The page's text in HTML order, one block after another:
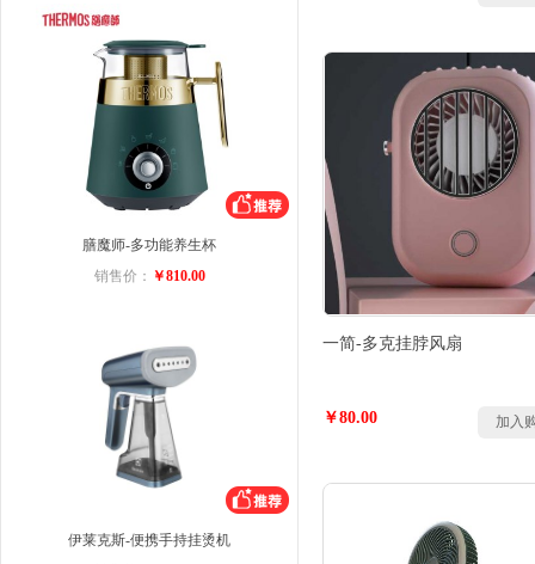
膳魔师-多功能养生杯
销售价： ￥810.00
伊莱克斯-便携手持挂烫机
一简-多克挂脖风扇
￥80.00 加入